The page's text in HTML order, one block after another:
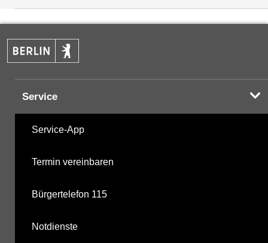
−
Service
Service-App
Termin vereinbaren
Bürgertelefon 115
Notdienste